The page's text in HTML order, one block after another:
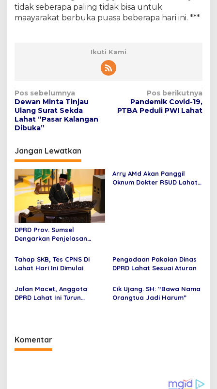
tidak seberapa paling tidak bisa untuk
maayarakat berbuka puasa beberapa hari ini. ***
Ikuti Kami
N
a
v
g
a
s
i
o
s
Pos sebelumnya
Dewan Minta Tinjau
Ulang Surat Sekda
Lahat “Pasar Kalangan
Dibuka”
Pos berikutnya
Pandemik Covid-19,
PTBA Peduli PWI Lahat
Jangan Lewatkan
DPRD Prov. Sumsel
Dengarkan Penjelasan
(Empat) Raperda
Arry AMd Akan Panggil
Oknum Dokter RSUD Lahat
Tahap SKB, Tes CPNS Di
Lahat Hari Ini Dimulai
Pengadaan Pakaian Dinas
DPRD Lahat Sesuai Aturan
Jalan Macet, Anggota
DPRD Lahat Ini Turun
Cik Ujang. SH: “Bawa Nama
Orangtua Jadi Harum”
Komentar